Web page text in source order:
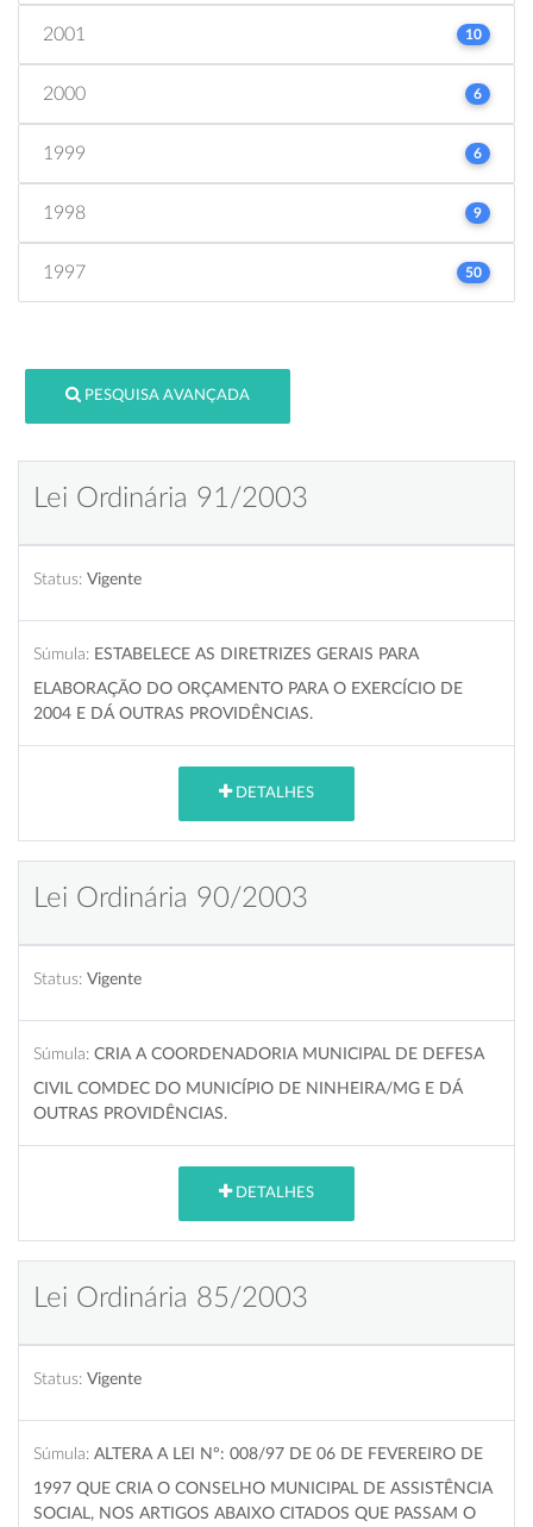
2001 10
2000 6
1999 6
1998 9
1997 50
PESQUISA AVANÇADA
Lei Ordinária 91/2003
Status: Vigente
Súmula: ESTABELECE AS DIRETRIZES GERAIS PARA
ELABORAÇÃO DO ORÇAMENTO PARA O EXERCÍCIO DE
2004 E DÁ OUTRAS PROVIDÊNCIAS.
DETALHES
Lei Ordinária 90/2003
Status: Vigente
Súmula: CRIA A COORDENADORIA MUNICIPAL DE DEFESA
CIVIL COMDEC DO MUNICÍPIO DE NINHEIRA/MG E DÁ
OUTRAS PROVIDÊNCIAS.
DETALHES
Lei Ordinária 85/2003
Status: Vigente
Súmula: ALTERA A LEI Nº: 008/97 DE 06 DE FEVEREIRO DE
1997 QUE CRIA O CONSELHO MUNICIPAL DE ASSISTÊNCIA
SOCIAL, NOS ARTIGOS ABAIXO CITADOS QUE PASSAM O